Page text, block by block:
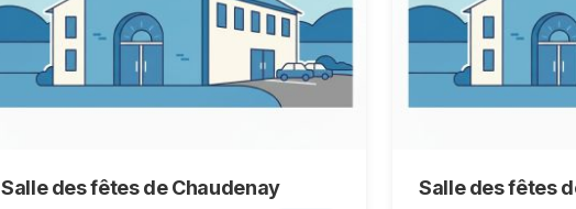
Salle des fêtes de Chaudenay